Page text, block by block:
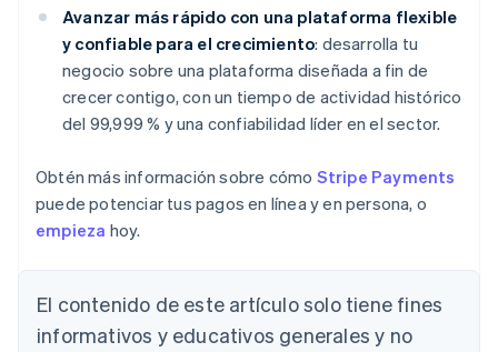
Avanzar más rápido con una plataforma flexible
y confiable para el crecimiento: desarrolla tu
negocio sobre una plataforma diseñada a fin de
crecer contigo, con un tiempo de actividad histórico
del 99,999 % y una confiabilidad líder en el sector.
Obtén más información sobre cómo Stripe Payments
puede potenciar tus pagos en línea y en persona, o
empieza hoy.
El contenido de este artículo solo tiene fines
informativos y educativos generales y no